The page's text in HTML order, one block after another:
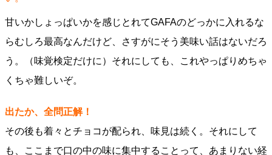
甘いかしょっぱいかを感じとれてGAFAのどっかに入れるな
らむしろ最高なんだけど、さすがにそう美味い話はないだろ
う。（味覚検定だけに）それにしても、これやっぱりめちゃ
くちゃ難しいぞ。
出たか、全問正解！
その後も着々とチョコが配られ、味見は続く。それにして
も、ここまで口の中の味に集中することって、あまりない経